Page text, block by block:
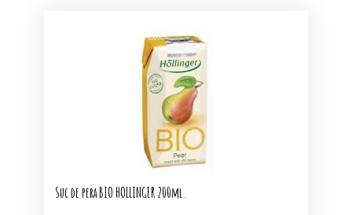
Suc de pera BIO HOLLINGER 200ml.